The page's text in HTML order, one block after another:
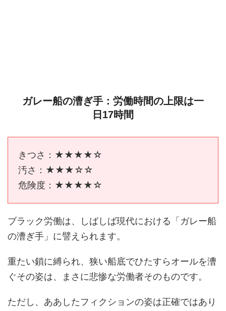
ガレー船の漕ぎ手：労働時間の上限は一
日17時間
きつさ：★★★★☆
汚さ：★★★☆☆
危険度：★★★★☆
ブラック労働は、しばしば現代における「ガレー船
の漕ぎ手」に譬えられます。
重たい鎖に縛られ、狭い船底でひたすらオールを漕
ぐその姿は、まさに悲惨な労働者そのものです。
ただし、ああしたフィクションの姿は正確ではあり